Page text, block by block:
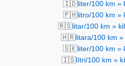
🇮🇩liter/100 km »
🇵🇭litro/100 km »
🇷🇸litar/100 km »
🇭🇷litara/100 km
🇸🇰liter/100 km »
🇮🇸lítri/100 km »